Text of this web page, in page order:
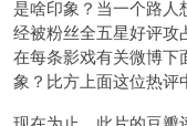
是啥印象？当一个路人
经被粉丝全五星好评攻
在每条影戏有关微博下
象？比方上面这位热评